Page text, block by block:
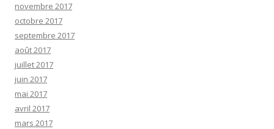
novembre 2017
octobre 2017
septembre 2017
août 2017
juillet 2017
juin 2017
mai 2017
avril 2017
mars 2017